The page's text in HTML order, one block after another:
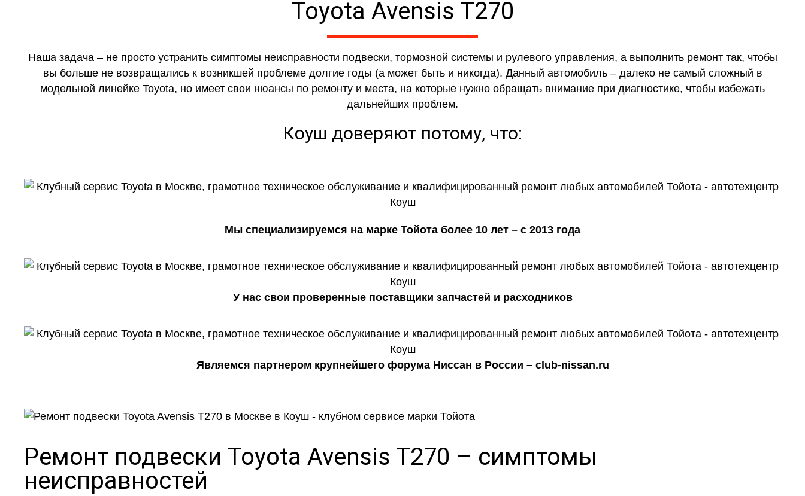
Toyota Avensis T270
Наша задача – не просто устранить симптомы неисправности подвески, тормозной системы и рулевого управления, а выполнить ремонт так, чтобы
вы больше не возвращались к возникшей проблеме долгие годы (а может быть и никогда). Данный автомобиль – далеко не самый сложный в
модельной линейке Toyota, но имеет свои нюансы по ремонту и места, на которые нужно обращать внимание при диагностике, чтобы избежать
дальнейших проблем.
Коуш доверяют потому, что:
Мы специализируемся на марке Тойота более 10 лет – с 2013 года
У нас свои проверенные поставщики запчастей и расходников
Являемся партнером крупнейшего форума Ниссан в России – club-nissan.ru
Ремонт подвески Toyota Avensis T270 – симптомы
неисправностей